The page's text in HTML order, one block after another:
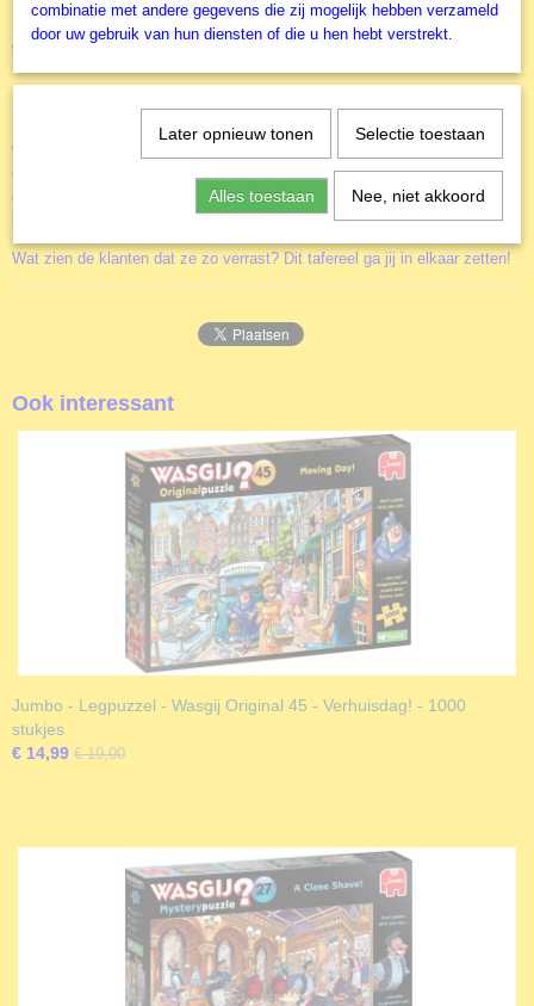
8721017602897
Productcode leverancier
Deze puzzels in de Kerst pakketten voor jullie gewaardeerde
werknemers? Beste dan op tijd!
De Kerstman en zijn vrouw doen gezellig kerstinkopen in het grootste
warenhuis van de stad. Met de enorme kerstbomen, prachtige decoraties
en vrolijke kerstsfeer is het de perfecte plek voor wat verwennerij. Nadat
de Kerstman verderop is gaan rondkijken, schrikt zijn vrouw zich een
Wat zien de klanten dat ze zo verrast? Dit tafereel ga jij in elkaar zetten!
Ook interessant
Jumbo - Legpuzzel - Wasgij Original 45 - Verhuisdag! - 1000
stukjes
€ 14,99 € 19,00
combinatie met andere gegevens die zij mogelijk hebben verzameld
door uw gebruik van hun diensten of die u hen hebt verstrekt.
Later opnieuw tonen Selectie toestaan
Alles toestaan Nee, niet akkoord